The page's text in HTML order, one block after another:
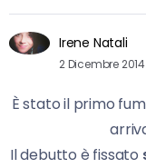
Irene Natali
2 Dicembre 2014
È stato il primo
Il debutto è fissato